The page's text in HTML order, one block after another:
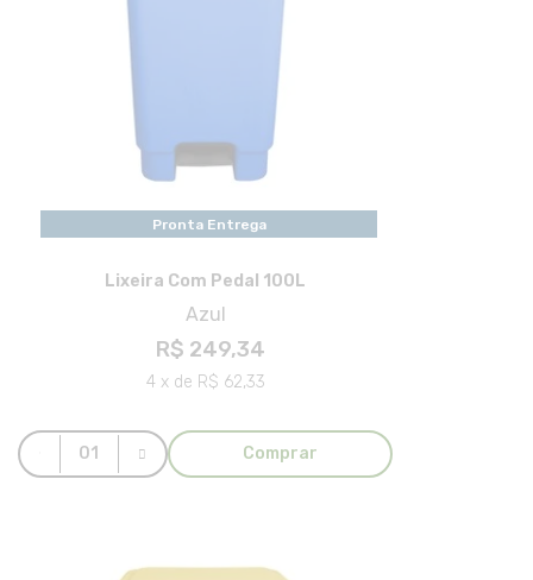
Pronta Entrega
Lixeira Com Pedal 100L
Azul
R$ 249,34
4 x de R$ 62,33
Comprar